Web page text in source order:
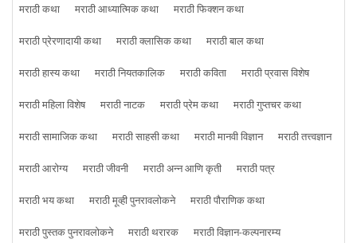
मराठी कथा मराठी आध्यात्मिक कथा
मराठी फिक्शन कथा
मराठी प्रेरणादायी कथा
मराठी क्लासिक कथा
मराठी बाल कथा
मराठी हास्य कथा
मराठी नियतकालिक मराठी कविता
मराठी प्रवास विशेष
मराठी महिला विशेष
मराठी नाटक मराठी प्रेम कथा
मराठी गुप्तचर कथा
मराठी सामाजिक कथा
मराठी साहसी कथा मराठी मानवी विज्ञान
मराठी तत्त्वज्ञान
मराठी आरोग्य
मराठी जीवनी मराठी अन्न आणि कृती
मराठी पत्र
मराठी भय कथा
मराठी मूव्ही पुनरावलोकने
मराठी पौराणिक कथा
मराठी पुस्तक पुनरावलोकने
मराठी थरारक
मराठी विज्ञान-कल्पनारम्य